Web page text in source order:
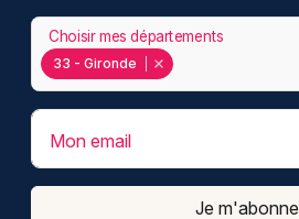
33 - Gironde
Choisir mes départements
Mon email
Je m'abonne